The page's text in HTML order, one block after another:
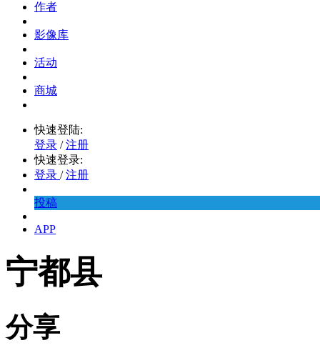
作者
影像库
活动
商城
快速登陆:
登录 / 注册
快速登录:
登录 / 注册
投稿
APP
宁都县
分享